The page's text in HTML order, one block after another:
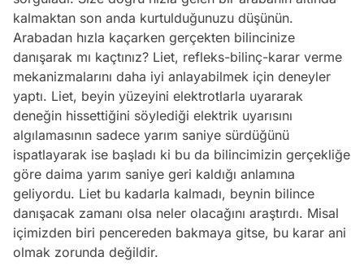
kalmaktan son anda kurtulduğunuzu düşünün.
Arabadan hızla kaçarken gerçekten bilincinize
danışarak mı kaçtınız? Liet, refleks-bilinç-karar verme
mekanizmalarını daha iyi anlayabilmek için deneyler
yaptı. Liet, beyin yüzeyini elektrotlarla uyararak
deneğin hissettiğini söylediği elektrik uyarısını
algılamasının sadece yarım saniye sürdüğünü
ispatlayarak ise başladı ki bu da bilincimizin gerçekliğe
göre daima yarım saniye geri kaldığı anlamına
geliyordu. Liet bu kadarla kalmadı, beynin bilince
danışacak zamanı olsa neler olacağını araştırdı. Misal
içimizden biri pencereden bakmaya gitse, bu karar ani
olmak zorunda değildir.